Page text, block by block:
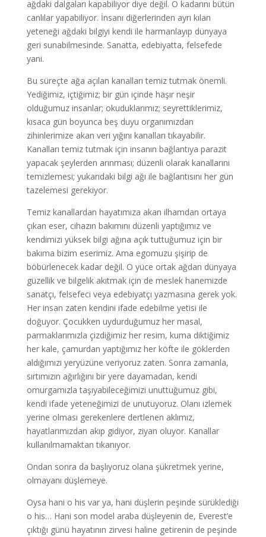
ağdaki dalgaları kapabiliyor diye değil. O kadarını bütün
canlılar yapabiliyor. İnsanı diğerlerinden ayrı kılan
yeteneği ağdaki bilgiyi kendi ile harmanlayıp dünyaya
geri sunabilmesinde. Sanatta, edebiyatta, felsefede
yani.
Bu süreçte ağa açılan kanalları temiz tutmak önemli.
Yediğimiz, içtiğimiz; bir gün içinde haşır neşir
olduğumuz insanlar; okuduklarımız; seyrettiklerimiz,
kısaca gün boyunca beş duyu organımızdan
zihinlerimize akan veri yığını kanalları tıkayabilir.
Kanalları temiz tutmak için insanın bağlantıya parazit
yapacak şeylerden arınması; düzenli olarak kanallarını
temizlemesi; yukarıdaki bilgi ağı ile bağlantısını her gün
tazelemesi gerekiyor.
Temiz kanallardan hayatımıza akan ilhamdan ortaya
çıkan eser, cihazın bakımını düzenli yaptığımız ve
kendimizi yüksek bilgi ağına açık tuttuğumuz için bir
bakıma bizim eserimiz. Ama egomuzu şişirip de
böbürlenecek kadar değil. O yüce ortak ağdan dünyaya
güzellik ve bilgelik akıtmak için de meslek hanemizde
sanatçı, felsefeci veya edebiyatçı yazmasına gerek yok.
Her insan zaten kendini ifade edebilme yetisi ile
doğuyor. Çocukken uydurduğumuz her masal,
parmaklarımızla çizdiğimiz her resim, kuma diktiğimiz
her kale, çamurdan yaptığımız her köfte ile göklerden
aldığımızı yeryüzüne veriyoruz zaten. Sonra zamanla,
sırtımızın ağırlığını bir yere dayamadan, kendi
omurgamızla taşıyabileceğimizi unuttuğumuz gibi,
kendi ifade yeteneğimizi de unutuyoruz. Olanı izlemek
yerine olması gerekenlere dertlenen aklımız,
hayatlarımızdan akıp gidiyor, ziyan oluyor. Kanallar
kullanılmamaktan tıkanıyor.
Ondan sonra da başlıyoruz olana şükretmek yerine,
olmayanı düşlemeye.
Oysa hani o his var ya, hani düşlerin peşinde sürüklediği
o his… Hani son model araba düşleyenin de, Everest’e
çıktığı günü hayatının zirvesi haline getirenin de peşinde